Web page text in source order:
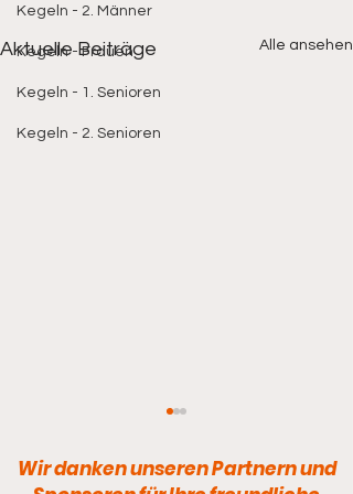
Kegeln - 2. Männer
Kegeln - Frauen
Kegeln - 1. Senioren
Kegeln - 2. Senioren
Aktuelle Beiträge Alle ansehen
Wir danken unseren Partnern und